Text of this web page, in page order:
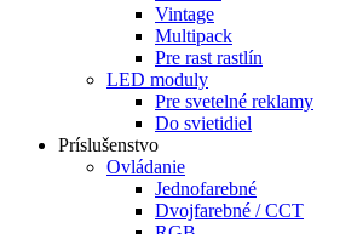
Vintage
Multipack
Pre rast rastlín
LED moduly
Pre svetelné reklamy
Do svietidiel
Príslušenstvo
Ovládanie
Jednofarebné
Dvojfarebné / CCT